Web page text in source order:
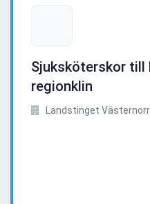
Sjuksköterskor
regionklin
Landstinget